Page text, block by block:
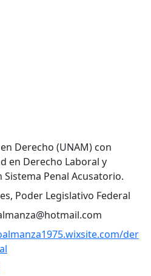
Derecho (UNAM) con
en Derecho Laboral y
Sistema Penal Acusatorio.
Poder Legislativo Federal
der